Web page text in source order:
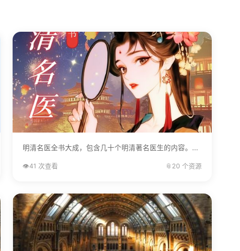
明清名医全书大成，包含几十个明清著名医生的内容。...
👁️41 次查看 📎 20 个资源